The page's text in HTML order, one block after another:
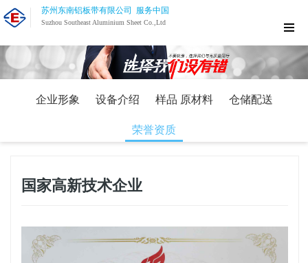
苏州东南铝板带有限公司 服务中国
Suzhou Southeast Aluminium Sheet Co.,Ltd
企业形象 设备介绍 样品 原材料 仓储配送
荣誉资质
国家高新技术企业